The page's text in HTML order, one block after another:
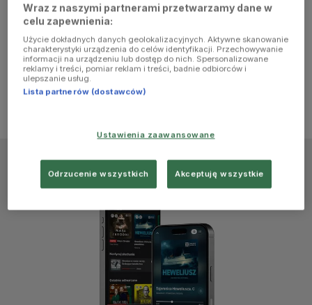
console for
more
information)
Wraz z naszymi partnerami przetwarzamy dane w
celu zapewnienia:
Użycie dokładnych danych geolokalizacyjnych. Aktywne skanowanie
charakterystyki urządzenia do celów identyfikacji. Przechowywanie
informacji na urządzeniu lub dostęp do nich. Spersonalizowane
reklamy i treści, pomiar reklam i treści, badnie odbiorców i
ulepszanie usług.
Lista partnerów (dostawców)
Ustawienia zaawansowane
Odrzucenie wszystkich Akceptuję wszystkie